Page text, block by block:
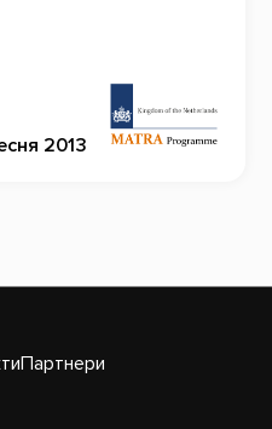
2013
Партнери